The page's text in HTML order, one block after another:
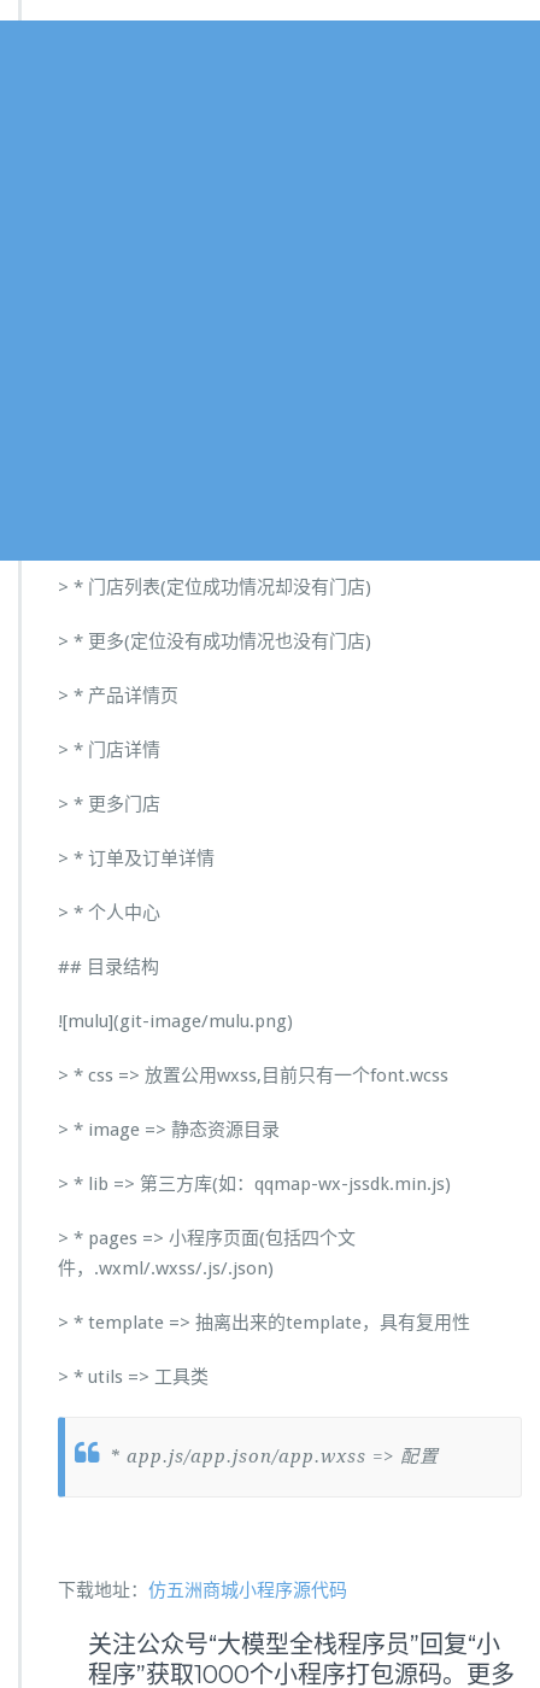
> * 门店列表(定位成功情况却没有门店)
> * 更多(定位没有成功情况也没有门店)
> * 产品详情页
> * 门店详情
> * 更多门店
> * 订单及订单详情
> * 个人中心
## 目录结构
![mulu](git-image/mulu.png)
> * css => 放置公用wxss,目前只有一个font.wcss
> * image => 静态资源目录
> * lib => 第三方库(如：qqmap-wx-jssdk.min.js)
> * pages => 小程序页面(包括四个文
件，.wxml/.wxss/.js/.json)
> * template => 抽离出来的template，具有复用性
> * utils => 工具类
* app.js/app.json/app.wxss => 配置
下载地址： 仿五洲商城小程序源代码
关注公众号“大模型全栈程序员”回复“小
程序”获取1000个小程序打包源码。更多